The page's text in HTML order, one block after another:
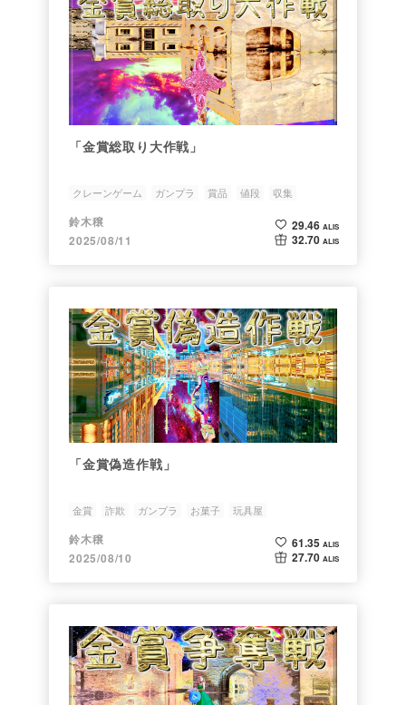
「金賞総取り大作戦」
クレーンゲーム ガンプラ 賞品 値段 収集
鈴木穣
2025/08/11
29.46 ALIS
32.70 ALIS
「金賞偽造作戦」
金賞 詐欺 ガンプラ お菓子 玩具屋
鈴木穣
2025/08/10
61.35 ALIS
27.70 ALIS